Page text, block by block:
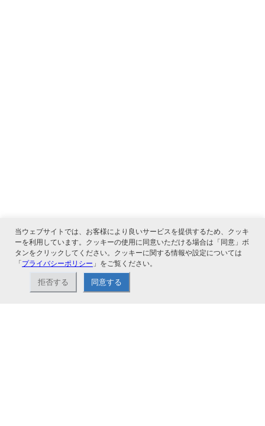
関連サービス
当ウェブサイトでは、お客様により良いサービスを提供するため、クッキ
ーを利用しています。クッキーの使用に同意いただける場合は「同意」ボ
タンをクリックしてください。クッキーに関する情報や設定については
「プライバシーポリシー 」をご覧ください。
拒否する 同意する